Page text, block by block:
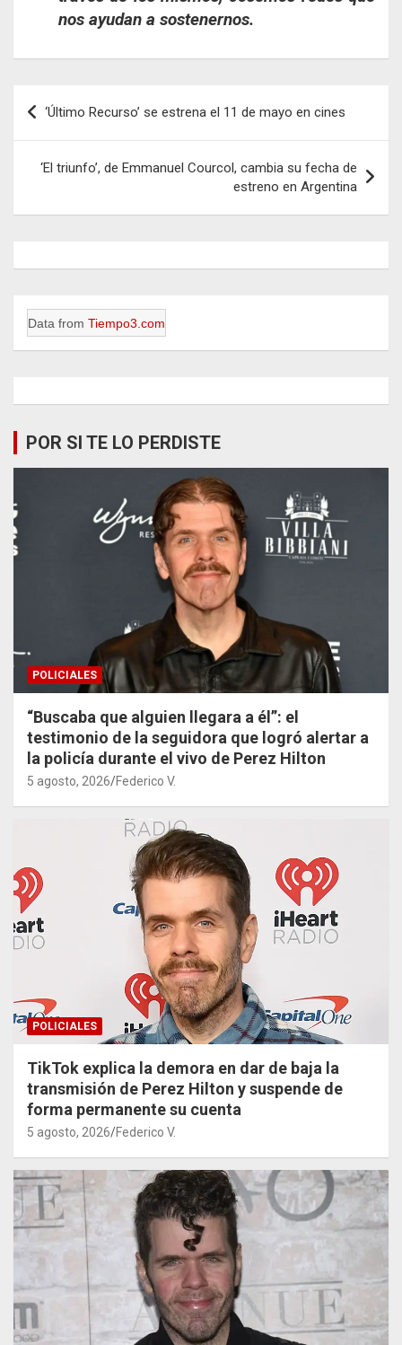
nos ayudan a sostenernos.
Navegación
de
entradas
‘Último Recurso’ se estrena el 11 de mayo en cines
‘El triunfo’, de Emmanuel Courcol, cambia su fecha de
estreno en Argentina
Data from Tiempo3.com
POR SI TE LO PERDISTE
POLICIALES
“Buscaba que alguien llegara a él”: el
testimonio de la seguidora que logró alertar a
la policía durante el vivo de Perez Hilton
5 agosto, 2026 Federico V.
POLICIALES
TikTok explica la demora en dar de baja la
transmisión de Perez Hilton y suspende de
forma permanente su cuenta
5 agosto, 2026 Federico V.